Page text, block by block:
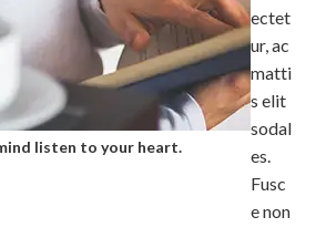
listen to your heart.
ectet
ur, ac
matti
s elit
sodal
es.
Fusc
e non